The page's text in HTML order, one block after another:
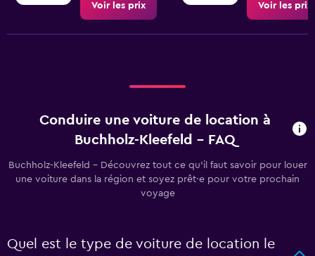
Voir les prix Voir les prix
Conduire une voiture de location à
Buchholz-Kleefeld - FAQ
Buchholz-Kleefeld - Découvrez tout ce qu’il faut savoir pour louer
une voiture dans la région et soyez prêt·e pour votre prochain
voyage
Quel est le type de voiture de location le